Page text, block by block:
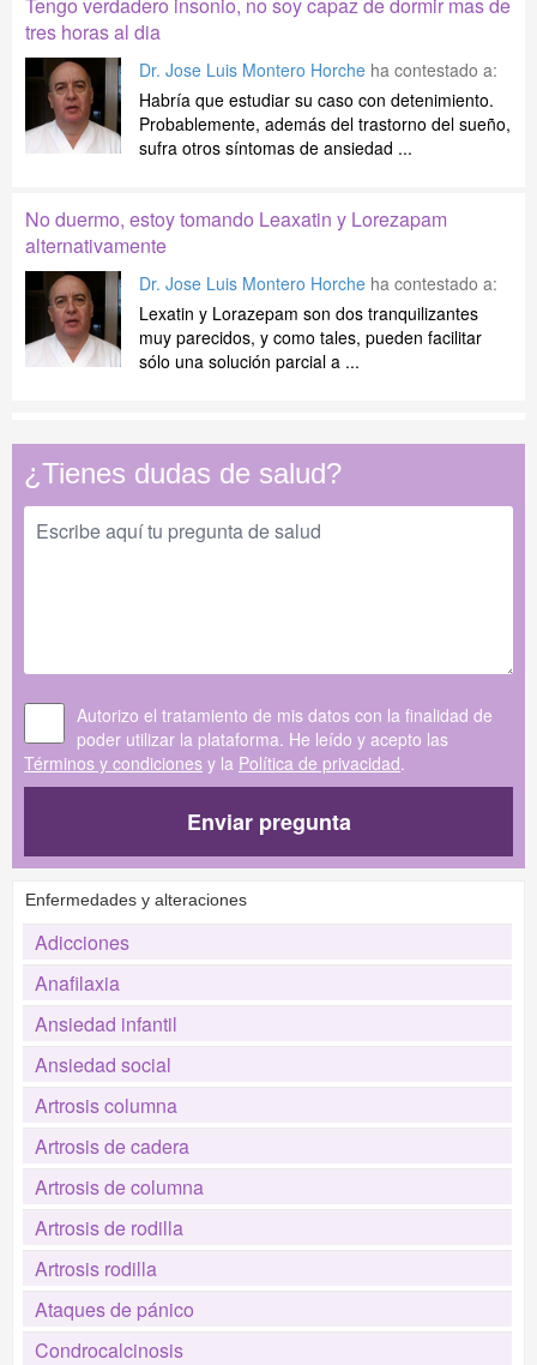
tres horas al dia
Dr. Jose Luis Montero Horche ha contestado a:
Habría que estudiar su caso con detenimiento.
Probablemente, además del trastorno del sueño,
sufra otros síntomas de ansiedad ...
No duermo, estoy tomando Leaxatin y Lorezapam
alternativamente
Dr. Jose Luis Montero Horche ha contestado a:
Lexatin y Lorazepam son dos tranquilizantes
muy parecidos, y como tales, pueden facilitar
sólo una solución parcial a ...
¿Tienes dudas de salud?
Autorizo el tratamiento de mis datos con la finalidad de
poder utilizar la plataforma. He leído y acepto las
Términos y condiciones y la Política de privacidad.
Enviar pregunta
Enfermedades y alteraciones
Adicciones
Anafilaxia
Ansiedad infantil
Ansiedad social
Artrosis columna
Artrosis de cadera
Artrosis de columna
Artrosis de rodilla
Artrosis rodilla
Ataques de pánico
Condrocalcinosis